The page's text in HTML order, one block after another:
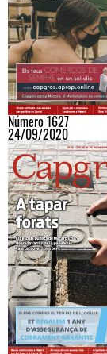
Número 1627
24/09/2020